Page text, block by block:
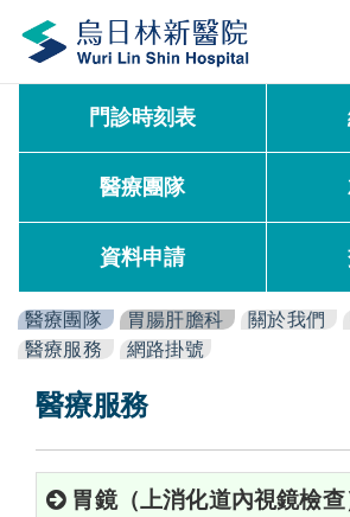
門診時刻表
醫療團隊
資料申請
醫療團隊 胃腸肝膽科 關於我們
醫療服務
網路掛號
醫療服務
胃鏡（上消化道內視鏡檢查